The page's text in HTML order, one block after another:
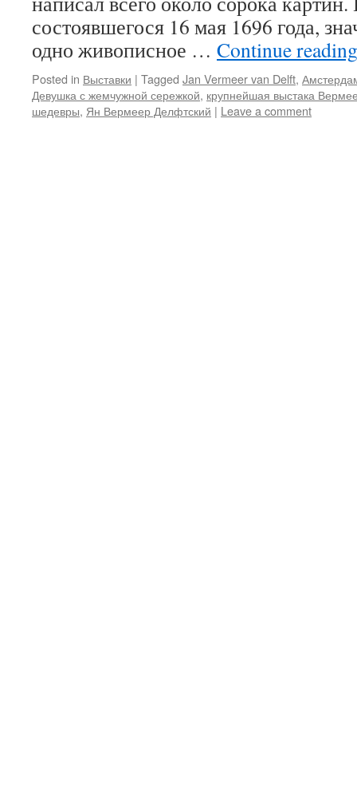
состоявшегося 16 мая 1696 года,
одно живописное … Continue
Posted in Выставки | Tagged Jan Vermeer van Delft,
Девушка с жемчужной сережкой, крупнейшая выстака
шедевры, Ян Вермеер Делфтский | Leave a comment